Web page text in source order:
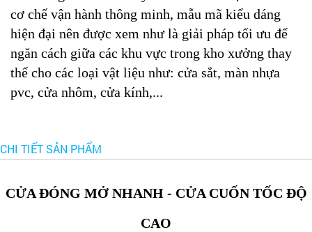
cơ chế vận hành thông minh, mẫu mã kiểu dáng
hiện đại nên được xem như là giải pháp tối ưu để
ngăn cách giữa các khu vực trong kho xưởng thay
thế cho các loại vật liệu như: cửa sắt, màn nhựa
pvc, cửa nhôm, cửa kính,...
CHI TIẾT SẢN PHẨM
CỬA ĐÓNG MỞ NHANH - CỬA CUỐN TỐC ĐỘ
CAO